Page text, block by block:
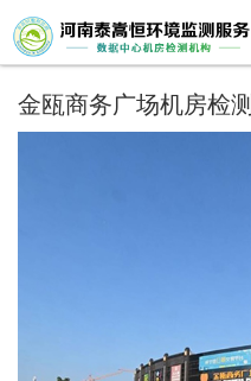
金瓯商务广场机房检测